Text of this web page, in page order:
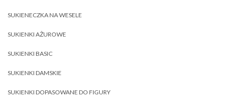
SUKIENECZKA NA WESELE
SUKIENKI AŻUROWE
SUKIENKI BASIC
SUKIENKI DAMSKIE
SUKIENKI DOPASOWANE DO FIGURY